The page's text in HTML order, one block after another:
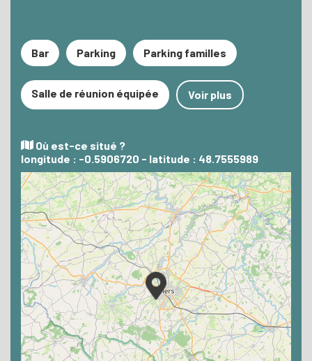
Bar Parking Parking familles
Salle de réunion équipée Voir plus
Où est-ce situé ?
longitude : -0.5906720 - latitude : 48.7555989